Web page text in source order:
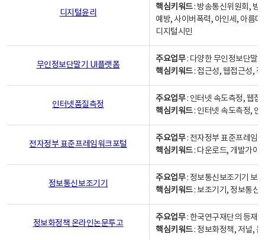
디지털윤리
핵심키워드: 방송통신위원회, 방
예방, 사이버폭력, 아인세, 아름
디지털시민
무인정보단말기 UI플랫폼
주요업무: 다양한 무인정보단말
핵심키워드: 접근성, 웹접근성,
인터넷품질측정
주요업무: 인터넷 속도측정, 웹접
핵심키워드: 인터넷 속도측정, 인
전자정부 표준프레임워크포털
주요업무: 전자정부 표준프레임
핵심키워드: 다운로드, 개발가이
정보통신보조기기
주요업무: 정보통신보조기기 보
핵심키워드: 보조기기, 정보통신
정보화정책 온라인논문투고
주요업무: 한국연구재단의 등재
핵심키워드: 정보화정책, 저널,